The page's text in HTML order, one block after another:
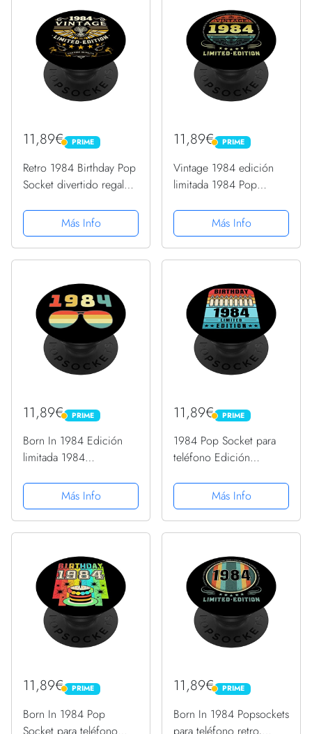
11,89€ PRIME
PRIME
Retro 1984 Birthday Pop
Socket divertido regalo
1984 PopSockets
PopGrip Intercambiable
Más Info
11,89€ PRIME
PRIME
Vintage 1984 edición
limitada 1984 Pop
PopSockets PopGrip
Intercambiable
Más Info
11,89€ PRIME
PRIME
Born In 1984 Edición
limitada 1984
1984 PopSockets
PopGrip Intercambiable
Más Info
11,89€ PRIME
PRIME
1984 Pop Socket para
teléfono Edición
Cumpleaños PopSockets
PopGrip Intercambiable
Más Info
11,89€ PRIME
PRIME
Born In 1984 Pop
11,89€ PRIME
PRIME
Born In 1984 Popsockets